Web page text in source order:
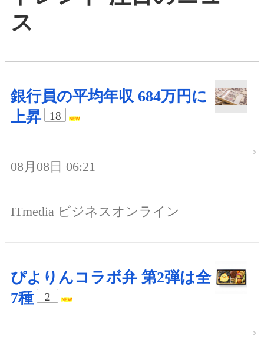
ス
銀行員の平均年収 684万円に
上昇
18
08月08日 06:21
ITmedia ビジネスオンライン
ぴよりんコラボ弁 第2弾は全
7種
2